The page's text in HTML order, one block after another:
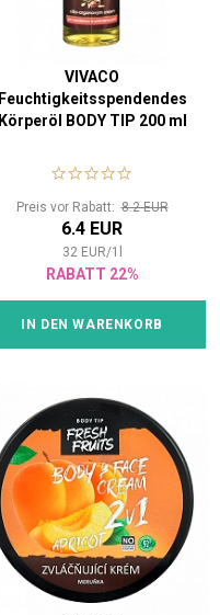
VIVACO
Feuchtigkeitsspendendes
Körperöl BODY TIP 200 ml
Preis vor Rabatt:8.2 EUR
6.4 EUR
32 EUR/1
RABATT 22%
IN DEN WARENKORB